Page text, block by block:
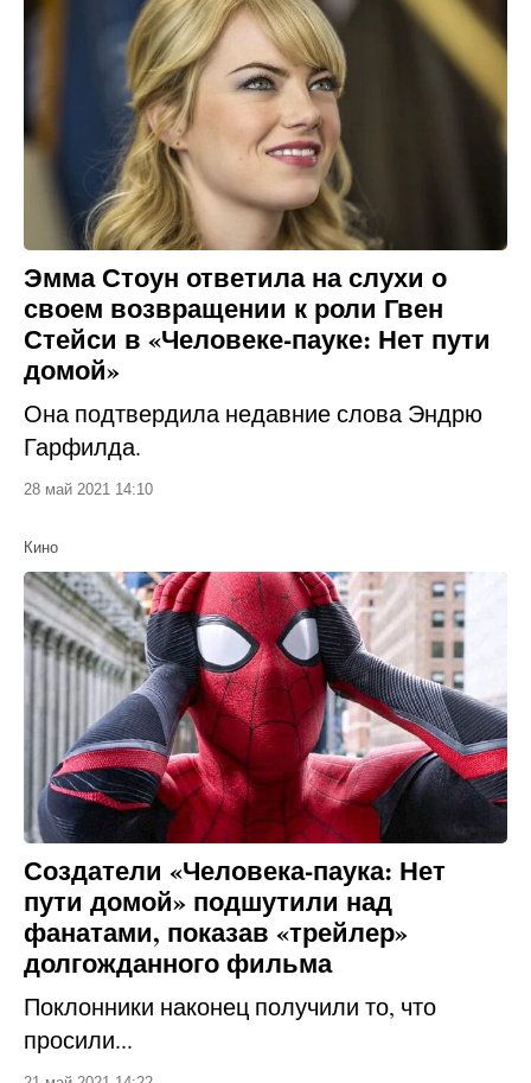
Эмма Стоун ответила на слухи о
своем возвращении к роли Гвен
Стейси в «Человеке-пауке: Нет пути
домой»
Она подтвердила недавние слова Эндрю
Гарфилда.
28 май 2021 14:10
Кино
Создатели «Человека-паука: Нет
пути домой» подшутили над
фанатами, показав «трейлер»
долгожданного фильма
Поклонники наконец получили то, что
просили...